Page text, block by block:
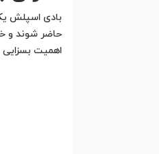
بادی اسپلش
حاضر شوند و
اهمیت بسزایی